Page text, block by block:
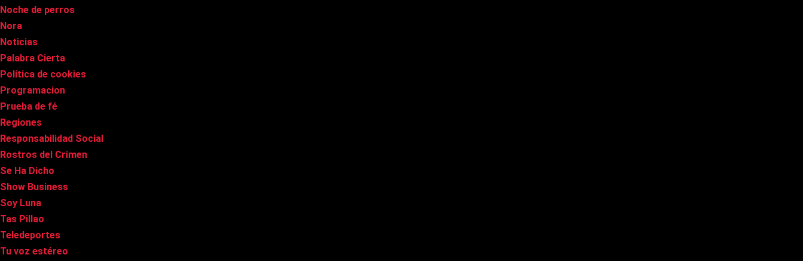
Noche de perros
Nora
Noticias
Palabra Cierta
Política de cookies
Programacion
Prueba de fé
Regiones
Responsabilidad Social
Rostros del Crimen
Se Ha Dicho
Show Business
Soy Luna
Tas Pillao
Teledeportes
Tu voz estéreo